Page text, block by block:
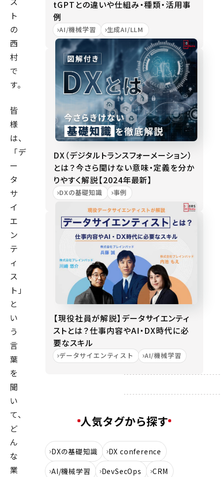
ト
の
西
村
で
す。
皆
様
は、
「デ
ー
タ
サ
イ
エ
ン
テ
ィ
ス
ト」
と
い
う
言
葉
を
聞
い
て、
ど
ん
な
業
tGPTとの違いや仕組み・種類・活用事
例
AI/機械学習 生成AI/LLM
DX（デジタルトランスフォーメーション）
とは？今さら聞けない意味・定義を分か
りやすく解説【2024年最新】
DXの基礎知識 事例
【現役社員が解説】データサイエンティ
ストとは？仕事内容やAI・DX時代に必
要なスキル
データサイエンティスト AI/機械学習
人気タグから探す
DXの基礎知識
DX conference
AI/機械学習
DevSecOps
CRM